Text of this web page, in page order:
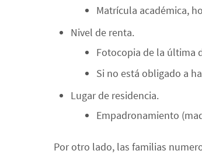
Matrícula académica,
Nivel de renta.
Fotocopia de la última
Si no está obligado a
Lugar de residencia.
Empadronamiento
Por otro lado, las familias